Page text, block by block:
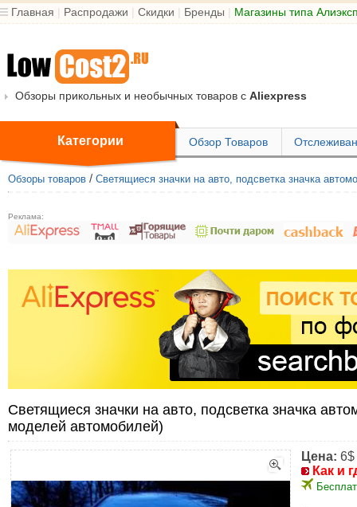
Главная | Распродажи | Скидки | Бренды | Магазины типа
Обзоры прикольных и необычных товаров с Aliexpress
Категории Обзор Товаров
Обзоры товаров / Светящиеся значки на авто, подсветка значка
Реклама:
Светящиеся значки на авто, подсветка значка
моделей автомобилей)
Цена: 6$
Как и